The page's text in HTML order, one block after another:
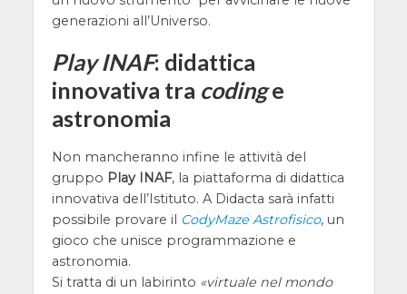
generazioni all’Universo.
Play INAF: didattica
innovativa tra codinge
astronomia
Non mancheranno infine le attività del
gruppo Play INAF, la piattaforma di didattica
innovativa dell’Istituto. A Didacta sarà infatti
possibile provare il CodyMaze Astrofisico, un
gioco che unisce programmazione e
astronomia.
Si tratta di un labirinto
virtuale nel mondo